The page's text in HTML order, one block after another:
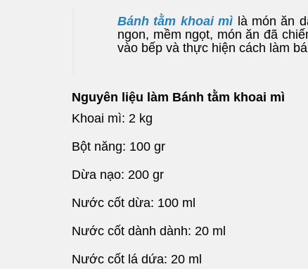
Bánh tằm khoai mì là món ăn
ngon, mềm ngọt, món ăn đã
vào bếp và thực hiện cách làm
Nguyên liệu làm Bánh tằm khoai mì
Khoai mì: 2 kg
Bột năng: 100 gr
Dừa nạo: 200 gr
Nước cốt dừa: 100 ml
Nước cốt dành dành: 20 ml
Nước cốt lá dứa: 20 ml